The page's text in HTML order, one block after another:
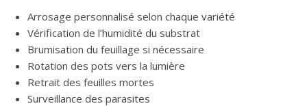
Arrosage personnalisé selon chaque variété
Vérification de l’humidité du substrat
Brumisation du feuillage si nécessaire
Rotation des pots vers la lumière
Retrait des feuilles mortes
Surveillance des parasites